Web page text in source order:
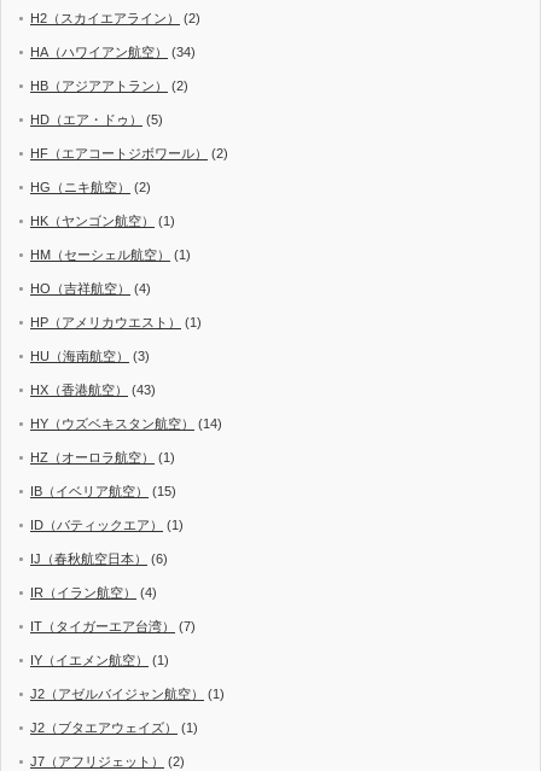
H2（スカイエアライン） (2)
HA（ハワイアン航空） (34)
HB（アジアアトラン） (2)
HD（エア・ドゥ） (5)
HF（エアコートジボワール） (2)
HG（ニキ航空） (2)
HK（ヤンゴン航空） (1)
HM（セーシェル航空） (1)
HO（吉祥航空） (4)
HP（アメリカウエスト） (1)
HU（海南航空） (3)
HX（香港航空） (43)
HY（ウズベキスタン航空） (14)
HZ（オーロラ航空） (1)
IB（イベリア航空） (15)
ID（バティックエア） (1)
IJ（春秋航空日本） (6)
IR（イラン航空） (4)
IT（タイガーエア台湾） (7)
IY（イエメン航空） (1)
J2（アゼルバイジャン航空） (1)
J2（ブタエアウェイズ） (1)
J7（アフリジェット） (2)